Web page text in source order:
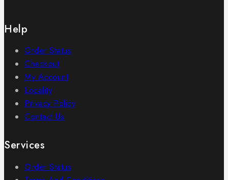
Help
Order Status
Checkout
My Account
Locality
Privacy Policy
Contact Us
Services
Order Status